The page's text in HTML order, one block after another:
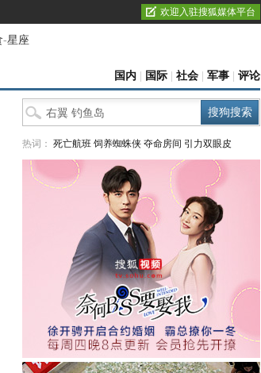
欢迎入驻搜狐媒体平台
-星座
国内 国际 社会 军事 评论
热词： 死亡航班 饲养蜘蛛侠 夺命房间 引力双眼皮